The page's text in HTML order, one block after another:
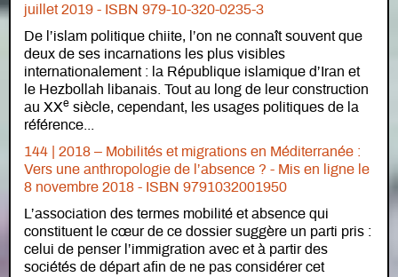
juillet 2019 - ISBN 979-10-320-0235-3
De l’islam politique chiite, l’on ne connaît souvent que
deux de ses incarnations les plus visibles
internationalement : la République islamique d’Iran et
le Hezbollah libanais. Tout au long de leur construction
au XXe siècle, cependant, les usages politiques de la
référence...
144 | 2018 – Mobilités et migrations en Méditerranée :
Vers une anthropologie de l’absence ? - Mis en ligne le
8 novembre 2018 - ISBN 9791032001950
L’association des termes mobilité et absence qui
constituent le cœur de ce dossier suggère un parti pris :
celui de penser l’immigration avec et à partir des
sociétés de départ afin de ne pas considérer cet